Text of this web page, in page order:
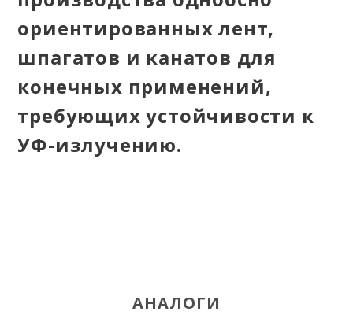
ориентированных лент,
шпагатов и канатов для
конечных применений,
требующих устойчивости к
УФ-излучению.
АНАЛОГИ